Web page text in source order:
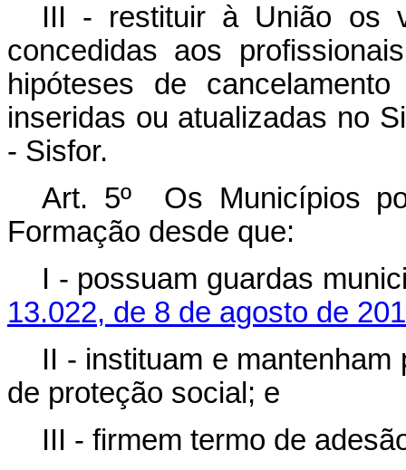
III - restituir à União os
concedidas aos
hipóteses de
inseridas ou atualizadas no
- Sisfor.
Art. 5º Os Municípios
Formação desde que:
I - possuam guardas
13.022, de 8 de agosto de
II - instituam e
de proteção social; e
III - firmem termo de